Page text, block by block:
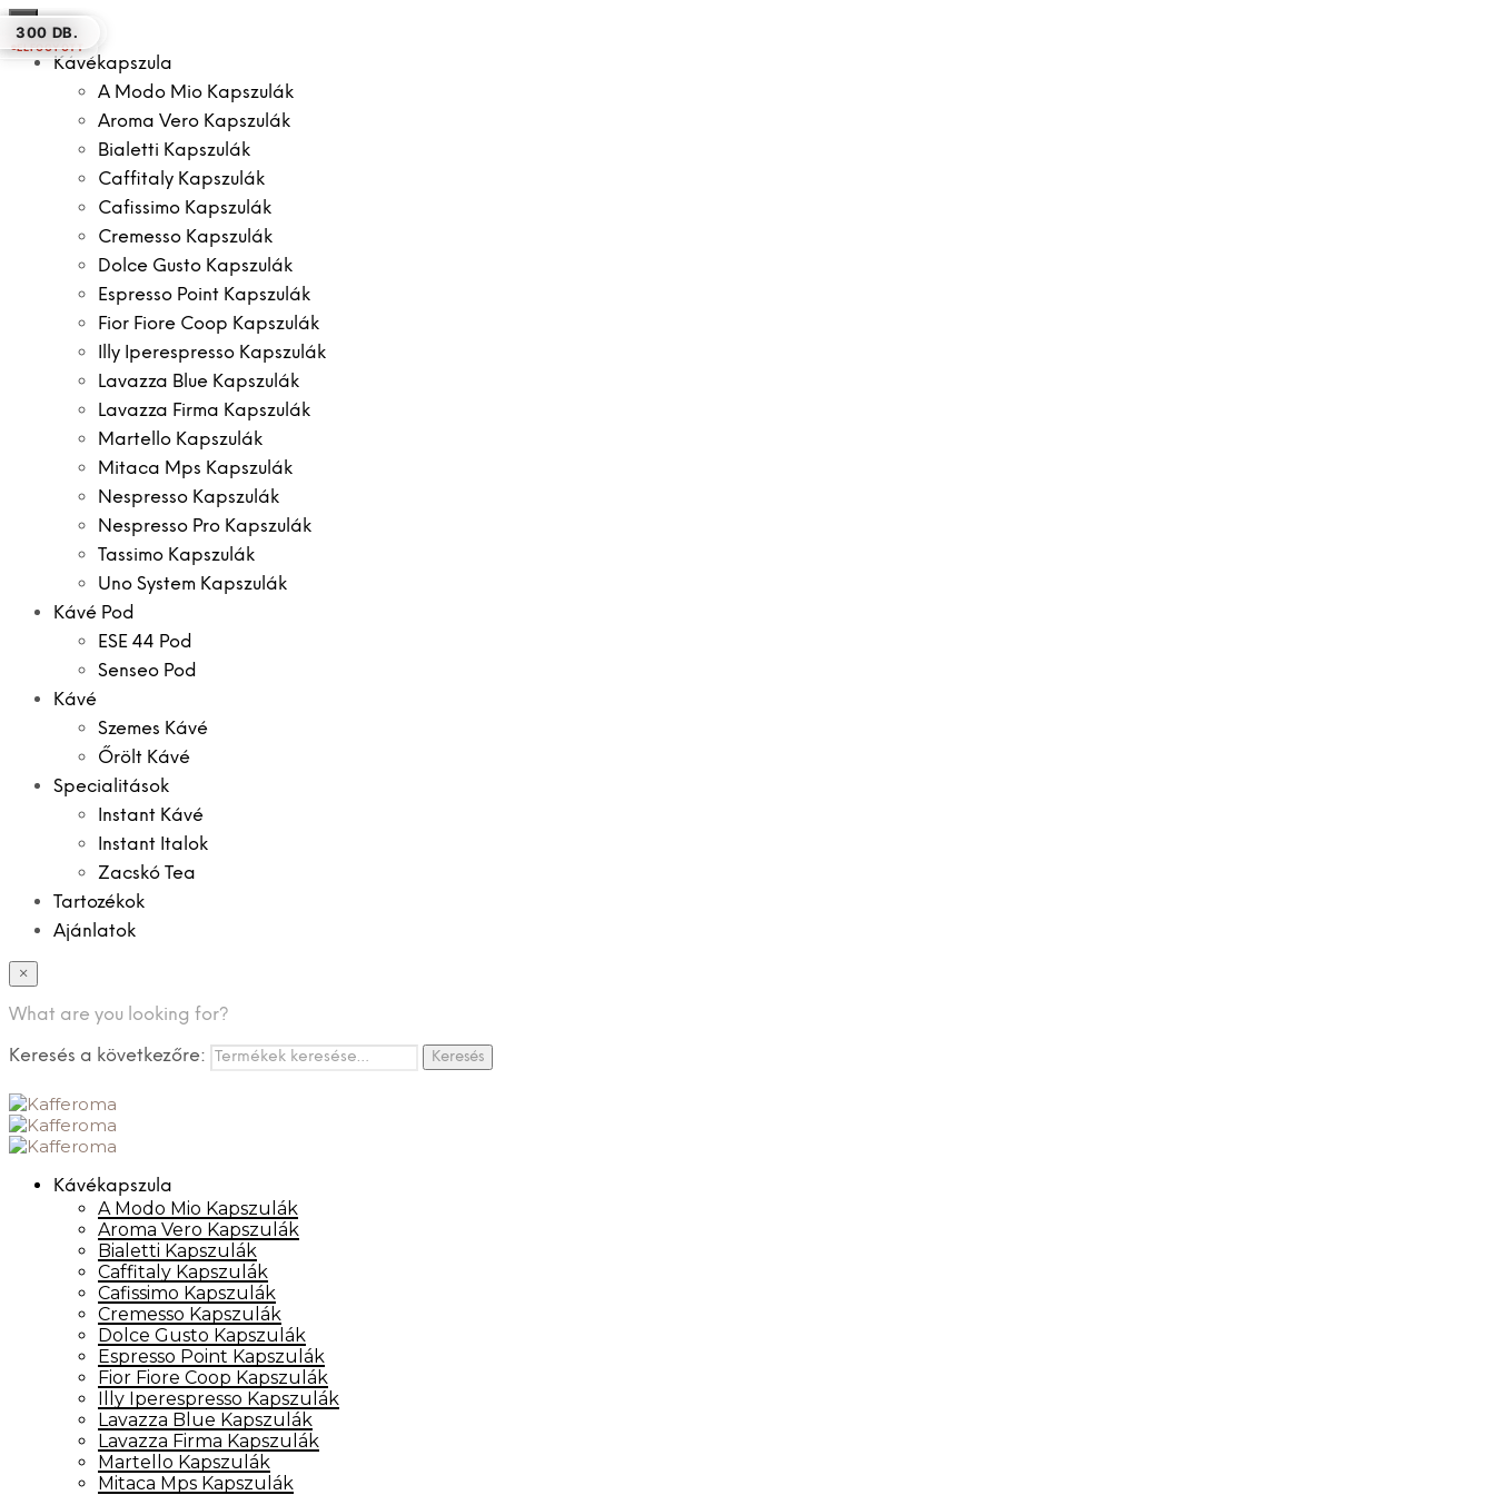
×
Kávékapszula
A Modo Mio Kapszulák
Aroma Vero Kapszulák
Bialetti Kapszulák
Caffitaly Kapszulák
Cafissimo Kapszulák
Cremesso Kapszulák
Dolce Gusto Kapszulák
Espresso Point Kapszulák
Fior Fiore Coop Kapszulák
Illy Iperespresso Kapszulák
Lavazza Blue Kapszulák
Lavazza Firma Kapszulák
Martello Kapszulák
Mitaca Mps Kapszulák
Nespresso Kapszulák
Nespresso Pro Kapszulák
Tassimo Kapszulák
Uno System Kapszulák
Kávé Pod
ESE 44 Pod
Senseo Pod
Kávé
Szemes Kávé
Őrölt Kávé
Specialitások
Instant Kávé
Instant Italok
Zacskó Tea
Tartozékok
Ajánlatok
×
What are you looking for?
Keresés a következőre: Keresés
Kávékapszula
A Modo Mio Kapszulák
Aroma Vero Kapszulák
Bialetti Kapszulák
Caffitaly Kapszulák
Cafissimo Kapszulák
Cremesso Kapszulák
Dolce Gusto Kapszulák
Espresso Point Kapszulák
Fior Fiore Coop Kapszulák
Illy Iperespresso Kapszulák
Lavazza Blue Kapszulák
Lavazza Firma Kapszulák
Martello Kapszulák
Mitaca Mps Kapszulák
200 GR
12 DB.
60 DB.
1000 DB.
ELFOGYOTT
200 DB.
300 DB.